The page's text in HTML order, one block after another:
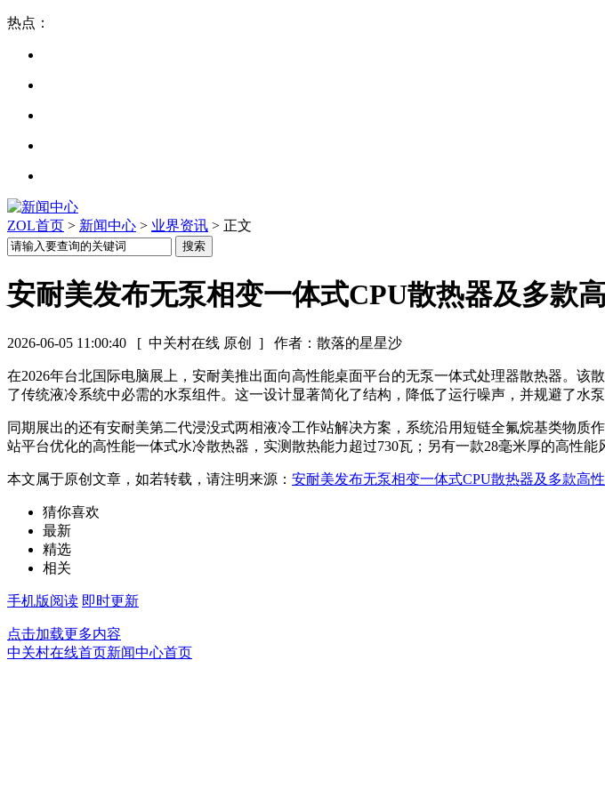
热点：
ZOL首页 > 新闻中心 > 业界资讯 > 正文
安耐美发布无泵相变一体式CPU散热器及多款
2026-06-05 11:00:40 [ 中关村在线 原创 ] 作者：散落的星星沙
在2026年台北国际电脑展上，安耐美推出面向高性能桌面平台的无泵一体式处理器散热器。该
了传统液冷系统中必需的水泵组件。这一设计显著简化了结构，降低了运行噪声，并规避了水
同期展出的还有安耐美第二代浸没式两相液冷工作站解决方案，系统沿用短链全氟烷基类物质
站平台优化的高性能一体式水冷散热器，实测散热能力超过730瓦；另有一款28毫米厚的高性
本文属于原创文章，如若转载，请注明来源： 安耐美发布无泵相变一体式CPU散热器及多款高
猜你喜欢
最新
精选
相关
手机版阅读 即时更新
点击加载更多内容
中关村在线首页新闻中心首页